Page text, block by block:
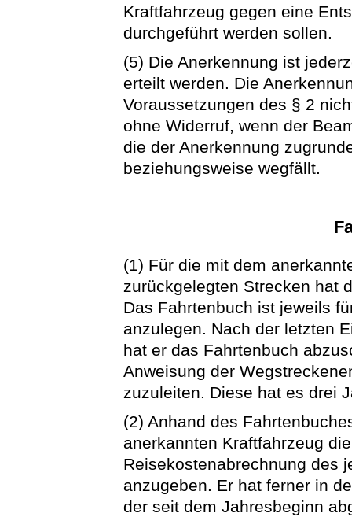
Kraftfahrzeug gegen eine
durchgeführt werden sollen.
(5) Die Anerkennung ist
erteilt werden. Die
Voraussetzungen des § 2
ohne Widerruf, wenn der
die der Anerkennung
beziehungsweise wegfällt.
(1) Für die mit dem
zurückgelegten Strecken hat
Das Fahrtenbuch ist jeweils
anzulegen. Nach der letzten
hat er das Fahrtenbuch
Anweisung der
zuzuleiten. Diese hat es drei
(2) Anhand des
anerkannten Kraftfahrzeug
Reisekostenabrechnung des
anzugeben. Er hat ferner in
der seit dem Jahresbeginn